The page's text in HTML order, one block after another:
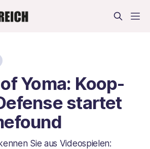
Yoma: Koop-
startet
Sie aus Videospielen: